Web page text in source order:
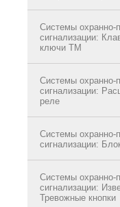
Системы охранно-
сигнализации:
ключи ТМ
Системы охранно-
сигнализации:
реле
Системы охранно-
сигнализации:
Системы охранно-
сигнализации:
Тревожные кнопки